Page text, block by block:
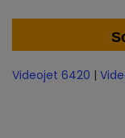
Videojet 6420 |